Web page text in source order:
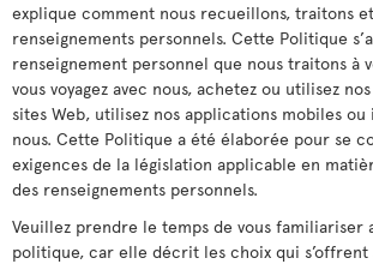
explique comment nous recueillons, traitons
renseignements personnels. Cette Politique
renseignement personnel que nous traitons à
vous voyagez avec nous, achetez ou utilisez
sites Web, utilisez nos applications mobiles ou
nous. Cette Politique a été élaborée pour se
exigences de la législation applicable en
des renseignements personnels.
Veuillez prendre le temps de vous familiariser
politique, car elle décrit les choix qui s’offrent